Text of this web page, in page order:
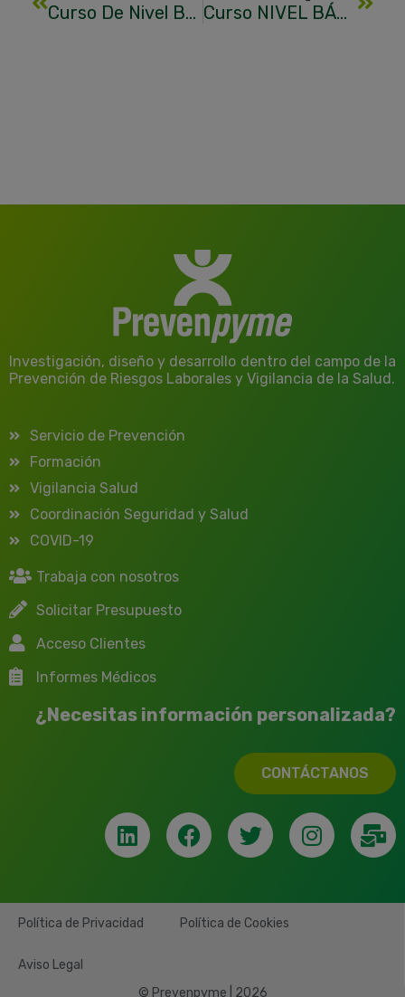
Curso De Nivel Básico 60 Horas En Valencia Curso NIVEL BÁSICO DE PREVENCIÓN ELCHE
Investigación, diseño y desarrollo dentro del campo de la
Prevención de Riesgos Laborales y Vigilancia de la Salud.
Servicio de Prevención
Formación
Vigilancia Salud
Coordinación Seguridad y Salud
COVID-19
Trabaja con nosotros
Solicitar Presupuesto
Acceso Clientes
Informes Médicos
¿Necesitas información personalizada?
CONTÁCTANOS
Política de Privacidad Política de Cookies
Aviso Legal
© Prevenpyme | 2026